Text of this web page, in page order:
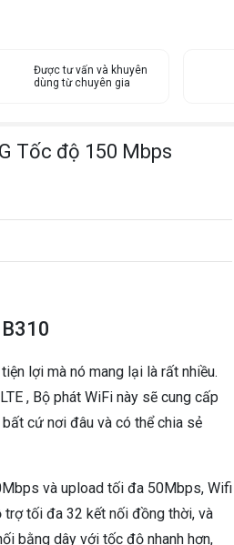
Được tư vấn và khuyên
dùng từ chuyên gia
Tốc độ 150 Mbps
lợi mà nó mang lại là rất nhiều.
, Bộ phát WiFi này sẽ cung cấp
cứ nơi đâu và có thể chia sẻ
và upload tối đa 50Mbps, Wifi
tối đa 32 kết nối đồng thời, và
bằng dây với tốc độ nhanh hơn,